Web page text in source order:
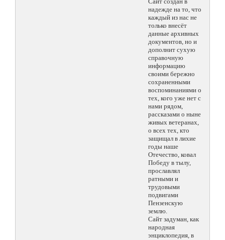
надежде на то, что
каждый из нас не
только внесёт
данные архивных
документов, но и
дополнит сухую
справочную
информацию
своими бережно
сохраненными
воспоминаниями о
тех, кого уже нет с
нами рядом,
рассказами о ныне
живых ветеранах,
о всех тех, кто
защищал в лихие
годы наше
Отечество, ковал
Победу в тылу,
прославлял
ратными и
трудовыми
подвигами
Пензенскую
землю.
Сайт задуман, как
народная
энциклопедия, в